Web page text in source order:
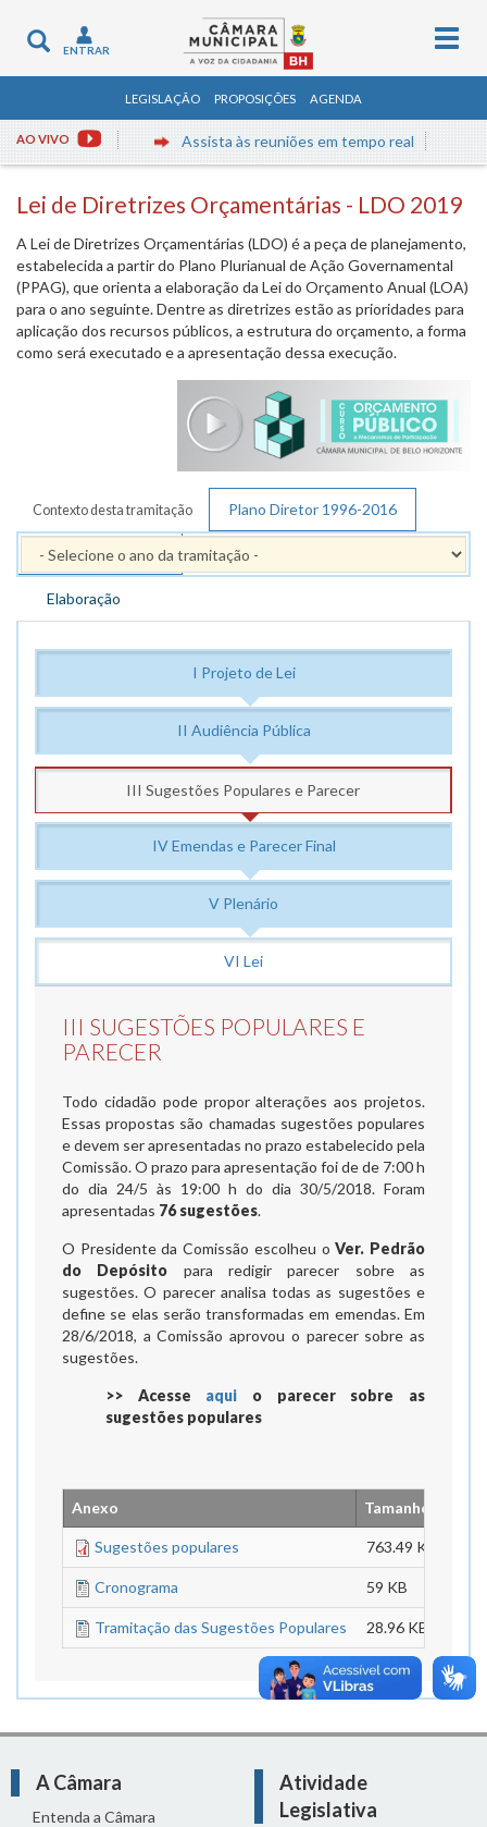
Toggle
navigation
ENTRAR
LEGISLAÇÃO PROPOSIÇÕES AGENDA
AO VIVO Assista às reuniões em tempo real
Lei de Diretrizes Orçamentárias - LDO 2019
A Lei de Diretrizes Orçamentárias (LDO) é a peça de planejamento,
estabelecida a partir do Plano Plurianual de Ação Governamental
(PPAG), que orienta a elaboração da Lei do Orçamento Anual (LOA)
para o ano seguinte. Dentre as diretrizes estão as prioridades para
aplicação dos recursos públicos, a estrutura do orçamento, a forma
como será executado e a apresentação dessa execução.
Contexto desta tramitação Plano Diretor 1996-2016
PPAG 2018 - 2021
Elaboração
I Projeto de Lei
II Audiência Pública
III Sugestões Populares e Parecer
IV Emendas e Parecer Final
V Plenário
VI Lei
III SUGESTÕES POPULARES E
PARECER
Todo cidadão pode propor alterações aos projetos.
Essas propostas são chamadas sugestões populares
e devem ser apresentadas no prazo estabelecido pela
Comissão. O prazo para apresentação foi de de 7:00 h
do dia 24/5 às 19:00 h do dia 30/5/2018. Foram
apresentadas 76 sugestões.
O Presidente da Comissão escolheu oVer. Pedrão
do Depósito para redigir parecer sobre as
sugestões. O parecer analisa todas as sugestões e
define se elas serão transformadas em emendas. Em
28/6/2018, a Comissão aprovou o parecer sobre as
sugestões.
>> Acesse aqui o parecer sobre as
sugestões populares
Anexo Tamanho
Sugestões populares 763.49 KB
Cronograma 59 KB
Tramitação das Sugestões Populares 28.96 KB
A Câmara
Entenda a Câmara
Atividade
Legislativa